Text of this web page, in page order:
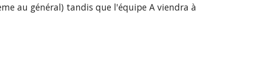
au général) tandis que l'équipe A viendra à